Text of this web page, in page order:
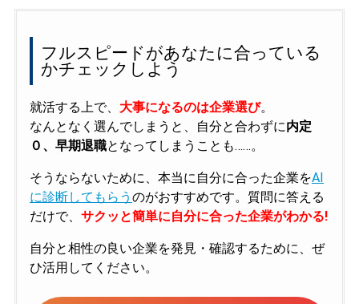
フルスピードがあなたに合っている
かチェックしよう
就活する上で、 大事になるのは企業選び。
なんとなく選んでしまうと、自分と合わずに内定
０、早期退職となってしまうことも……。
そうならないために、本当に自分に合った企業をAI
に診断してもらう のがおすすめです。質問に答える
だけで、 サクッと簡単に自分に合った企業がわかる!
自分と相性の良い企業を発見・確認するために、ぜ
ひ活用してください。